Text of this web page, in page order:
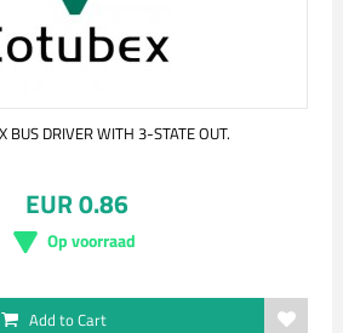
BUS DRIVER WITH 3-STATE OUT.
EUR 0.86
Op voorraad
Add to Cart